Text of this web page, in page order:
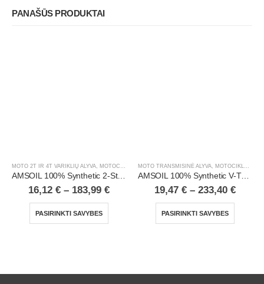
PANAŠŪS PRODUKTAI
MOTO 2T IR 4T VARIKLIŲ ALYVA, MOTOCIKLAI, ATV/UTV
AMSOIL 100% Synthetic 2-Stroke Injector Oil
16,12 € – 183,99 €
PASIRINKTI SAVYBES
MOTO TRANSMISINĖ ALYVA, MOTOCIKLAI, ATV/UTV
AMSOIL 100% Synthetic V-Twin Primary Fluid
19,47 € – 233,40 €
PASIRINKTI SAVYBES